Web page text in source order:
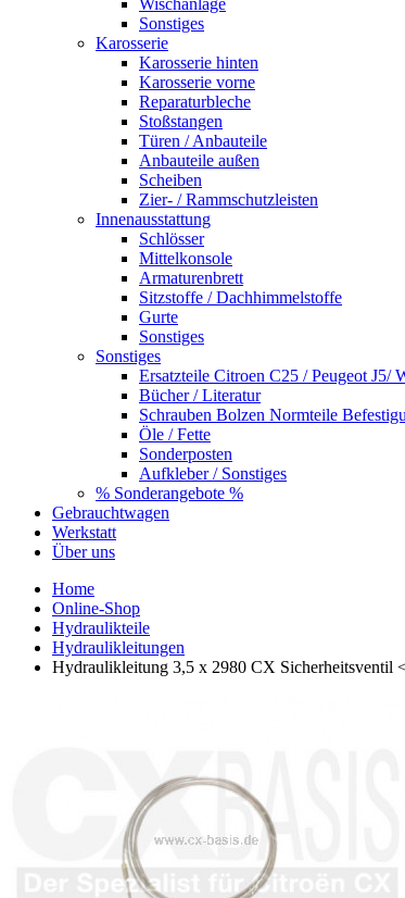
Sonstiges
Karosserie
Karosserie hinten
Karosserie vorne
Reparaturbleche
Stoßstangen
Türen / Anbauteile
Anbauteile außen
Scheiben
Zier- / Rammschutzleisten
Innenausstattung
Schlösser
Mittelkonsole
Armaturenbrett
Sitzstoffe / Dachhimmelstoffe
Gurte
Sonstiges
Sonstiges
Ersatzteile Citroen C25 / Peugeot J5/
Bücher / Literatur
Schrauben Bolzen Normteile
Öle / Fette
Sonderposten
Aufkleber / Sonstiges
% Sonderangebote %
Gebrauchtwagen
Werkstatt
Über uns
Home
Online-Shop
Hydraulikteile
Hydraulikleitungen
Hydraulikleitung 3,5 x 2980 CX Sicherheitsventil